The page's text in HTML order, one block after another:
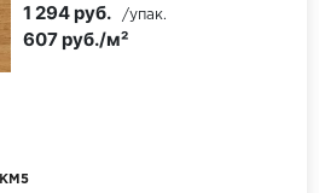
КМ5
607 руб./м²
1 294 руб. /упак.